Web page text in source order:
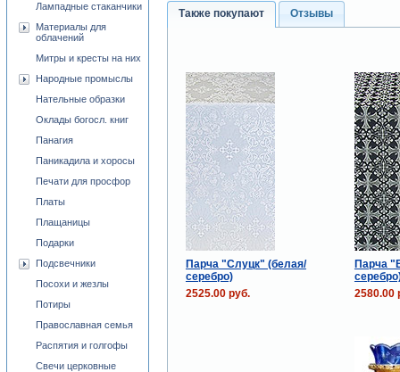
Также покупают Отзывы
Парча "Слуцк" (белая/
серебро)
Парча
2525.00 руб.
2580.00
Лампадные стаканчики
Материалы для
облачений
Митры и кресты на них
Народные промыслы
Нательные образки
Оклады богосл. книг
Панагия
Паникадила и хоросы
Печати для просфор
Платы
Плащаницы
Подарки
Подсвечники
Посохи и жезлы
Потиры
Православная семья
Распятия и голгофы
Свечи церковные